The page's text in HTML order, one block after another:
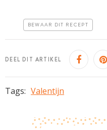
Erg makkelijk
BEWAAR DIT RECEPT
DEEL DIT ARTIKEL
Tags: Valentijn